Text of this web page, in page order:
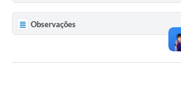
Observações